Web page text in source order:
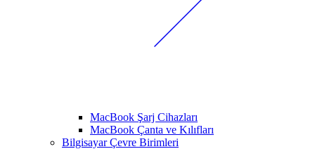
MacBook Şarj Cihazları
MacBook Çanta ve Kılıfları
Bilgisayar Çevre Birimleri